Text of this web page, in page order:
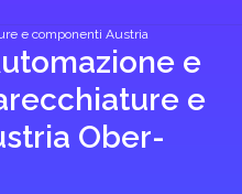
e componenti Austria
e
e
Ober­